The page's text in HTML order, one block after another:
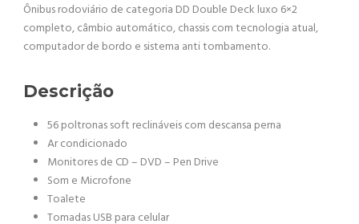
Ônibus rodoviário de categoria DD Double Deck luxo 6×2
completo, câmbio automático, chassis com tecnologia atual,
computador de bordo e sistema anti tombamento.
Descrição
56 poltronas soft reclináveis com descansa perna
Ar condicionado
Monitores de CD – DVD – Pen Drive
Som e Microfone
Toalete
Tomadas USB para celular